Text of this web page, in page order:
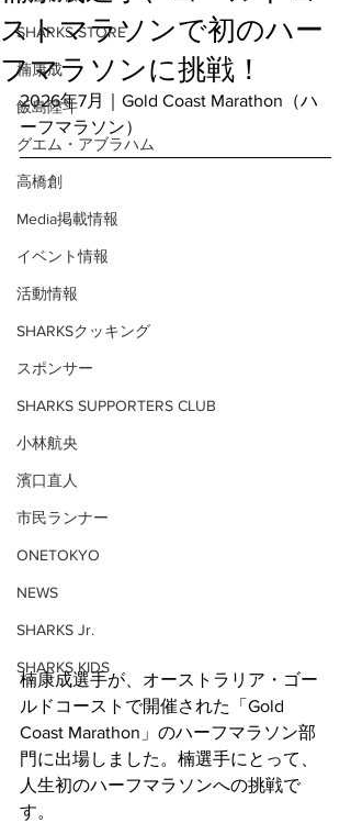
SHARKS STORE
楠康成
飯島陸斗
グエム・アブラハム
高橋創
Media掲載情報
イベント情報
活動情報
SHARKSクッキング
スポンサー
SHARKS SUPPORTERS CLUB
小林航央
濱口直人
市民ランナー
ONETOKYO
NEWS
SHARKS Jr.
SHARKS KIDS
ストマラソンで初のハー
フマラソンに挑戦！
2026年7月｜Gold Coast Marathon（ハ
ーフマラソン）
楠康成選手が、オーストラリア・ゴー
ルドコーストで開催された「Gold
Coast Marathon」のハーフマラソン部
門に出場しました。楠選手にとって、
人生初のハーフマラソンへの挑戦で
す。